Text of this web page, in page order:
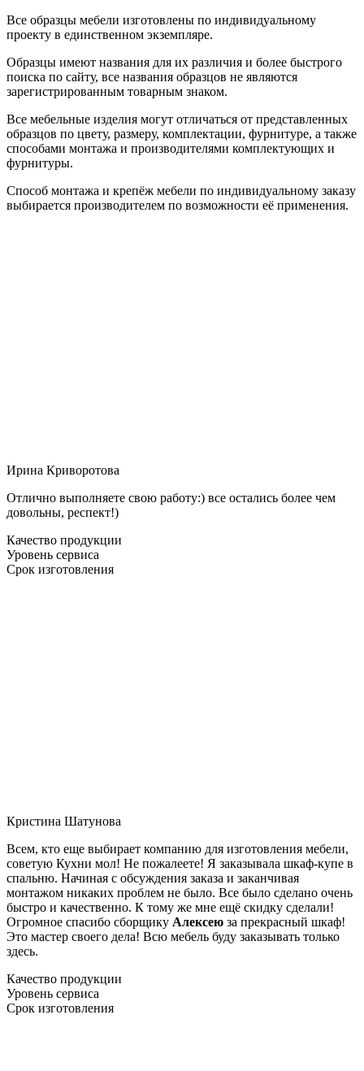
Все образцы мебели изготовлены по индивидуальному
проекту в единственном экземпляре.
Образцы имеют названия для их различия и более быстрого
поиска по сайту, все названия образцов не являются
зарегистрированным товарным знаком.
Все мебельные изделия могут отличаться от представленных
образцов по цвету, размеру, комплектации, фурнитуре, а также
способами монтажа и производителями комплектующих и
фурнитуры.
Способ монтажа и крепёж мебели по индивидуальному заказу
выбирается производителем по возможности её применения.
Ирина Криворотова
Отлично выполняете свою работу:) все остались более чем
довольны, респект!)
Качество продукции
Уровень сервиса
Срок изготовления
Кристина Шатунова
Всем, кто еще выбирает компанию для изготовления мебели,
советую Кухни мол! Не пожалеете! Я заказывала шкаф-купе в
спальню. Начиная с обсуждения заказа и заканчивая
монтажом никаких проблем не было. Все было сделано очень
быстро и качественно. К тому же мне ещё скидку сделали!
Огромное спасибо сборщику Алексею за прекрасный шкаф!
Это мастер своего дела! Всю мебель буду заказывать только
здесь.
Качество продукции
Уровень сервиса
Срок изготовления